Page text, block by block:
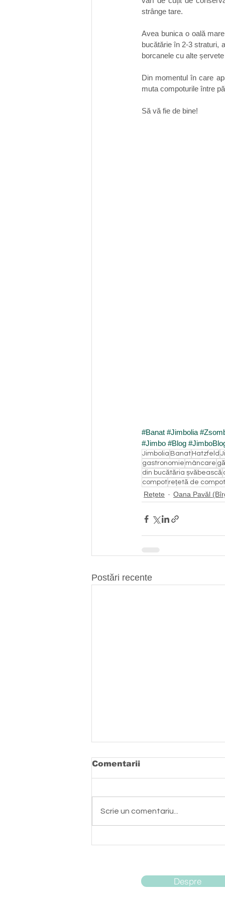
strânge tare.
Avea bunica o oală
bucătărie în 2-3 straturi,
borcanele cu alte
Din momentul în care
muta compoturile între
Să vă fie de bine!
#Banat #Jimbolia
#Jimbo #Blog
Jimbolia Banat Hatzfeld
gastronomie mâncare
din bucătăria șvăbească
compot rețetă de compot
Rețete Oana Pavăl
Postări recente
Comentarii
Scrie un comentariu...
Despre